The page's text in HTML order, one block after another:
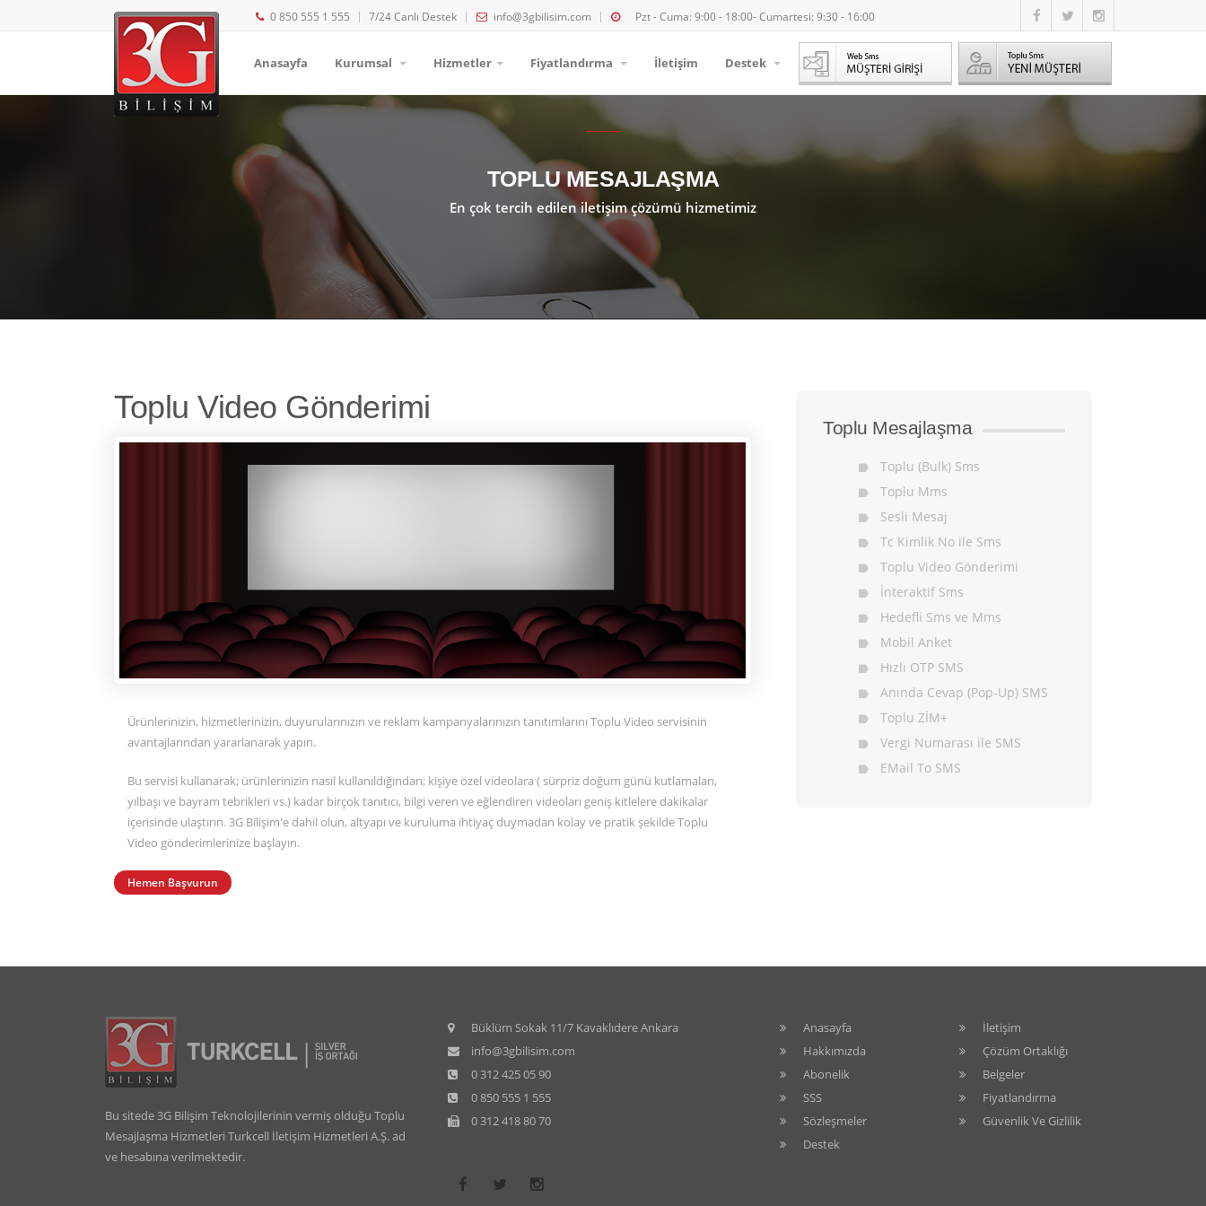
0 850 555 1 555 7/24 Canlı Destek info@3gbilisim.com Pzt - Cuma: 9:00 - 18:00- Cumartesi: 9:30 - 16:00
Anasayfa Kurumsal Hizmetler Fiyatlandırma İletişim Destek
TOPLU MESAJLAŞMA
En çok tercih edilen iletişim çözümü hizmetimiz
Toplu Video Gönderimi
Ürünlerinizin, hizmetlerinizin, duyurularınızın ve reklam kampanyalarınızın tanıtımlarını Toplu Video servisinin
avantajlarından yararlanarak yapın.
Bu servisi kullanarak; ürünlerinizin nasıl kullanıldığından; kişiye özel videolara ( sürpriz doğum günü kutlamaları,
yılbaşı ve bayram tebrikleri vs.) kadar birçok tanıtıcı, bilgi veren ve eğlendiren videoları geniş kitlelere dakikalar
içerisinde ulaştırın. 3G Bilişim'e dahil olun, altyapı ve kuruluma ihtiyaç duymadan kolay ve pratik şekilde Toplu
Video gönderimlerinize başlayın.
Hemen Başvurun
Toplu Mesajlaşma
Toplu (Bulk) Sms
Toplu Mms
Sesli Mesaj
Tc Kimlik No ile Sms
Toplu Video Gönderimi
İnteraktif Sms
Hedefli Sms ve Mms
Mobil Anket
Hızlı OTP SMS
Anında Cevap (Pop-Up) SMS
Toplu ZİM+
Vergi Numarası ile SMS
EMail To SMS
Bu sitede 3G Bilişim Teknolojilerinin vermiş olduğu Toplu
Mesajlaşma Hizmetleri Turkcell İletişim Hizmetleri A.Ş. ad
ve hesabına verilmektedir.
Büklüm Sokak 11/7 Kavaklıdere Ankara
info@3gbilisim.com
0 312 425 05 90
0 850 555 1 555
0 312 418 80 70
Anasayfa
Hakkımızda
Abonelik
SSS
Sözleşmeler
Destek
İletişim
Çözüm Ortaklığı
Belgeler
Fiyatlandırma
Güvenlik Ve Gizlilik